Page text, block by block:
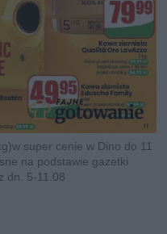
super cenie w Dino do 11
na podstawie gazetki
dn. 5-11.08